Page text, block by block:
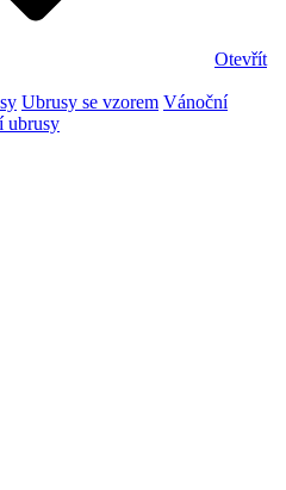
Otevřít
Ubrusy se vzorem Vánoční
ubrusy